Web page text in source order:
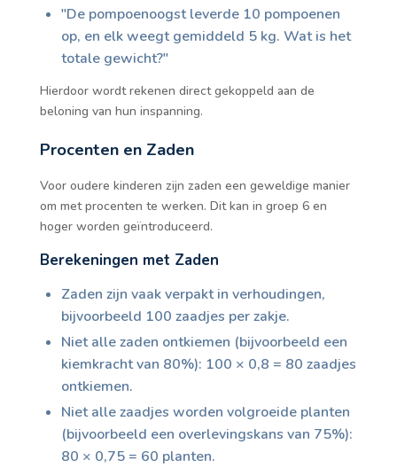
"De pompoenoogst leverde 10 pompoenen
op, en elk weegt gemiddeld 5 kg. Wat is het
totale gewicht?"
Hierdoor wordt rekenen direct gekoppeld aan de
beloning van hun inspanning.
Procenten en Zaden
Voor oudere kinderen zijn zaden een geweldige manier
om met procenten te werken. Dit kan in groep 6 en
hoger worden geïntroduceerd.
Berekeningen met Zaden
Zaden zijn vaak verpakt in verhoudingen,
bijvoorbeeld 100 zaadjes per zakje.
Niet alle zaden ontkiemen (bijvoorbeeld een
kiemkracht van 80%): 100 × 0,8 = 80 zaadjes
ontkiemen.
Niet alle zaadjes worden volgroeide planten
(bijvoorbeeld een overlevingskans van 75%):
80 × 0,75 = 60 planten.